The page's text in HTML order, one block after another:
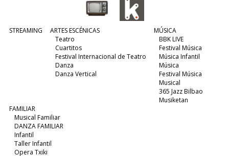
STREAMING
ARTES ESCÉNICAS
Teatro
Cuartitos
Festival Internacional de Teatro
Danza
Danza Vertical
MÚSICA
BBK LIVE
Festival Música
Música Infantil
Música
Festival Música
Musical
365 Jazz Bilbao
Musiketan
FAMILIAR
Musical Familiar
DANZA FAMILIAR
Infantil
Taller Infantil
Opera Txiki